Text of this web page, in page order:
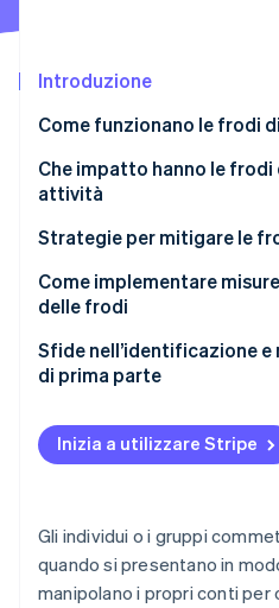
Prevenzione delle frodi
Costituzione di start-up
Climate
Rimozione del carbonio
Identity
Verifica online dell'identità
Stripe Sessions 2026
Guarda ora
Stripe App
Introduzione
Come funzionano le frodi
Che impatto hanno le
attività
Strategie per mitigare le
Come implementare
delle frodi
Conduci una valutazione
Stabilisci una strategia di
Implementa misure di
Monitora e revisiona le
frodi
Sfide nell’identificazione
di prima parte
Inizia a utilizzare Stripe
Gli individui o i gruppi
quando si presentano in
manipolano i propri conti